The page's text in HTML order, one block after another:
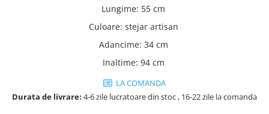
Comode lux-ultramoderne
Dulapuri haine si Sifoniere
Masute de toaleta
Lungime: 55 cm
Culoare: stejar artisan
Adancime: 34 cm
Inaltime: 94 cm
LA COMANDA
Durata de livrare: 4-6 zile lucratoare din stoc , 16-22 zile la comanda